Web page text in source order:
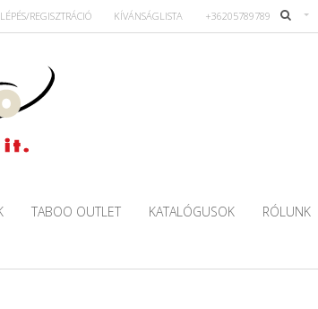
REGISZTRÁCIÓ KÍVÁNSÁGLISTA +36205789789
TABOO OUTLET KATALÓGUSOK RÓLUNK